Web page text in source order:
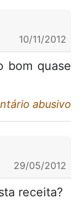
10/11/2012
bom quase
abusivo
29/05/2012
receita?